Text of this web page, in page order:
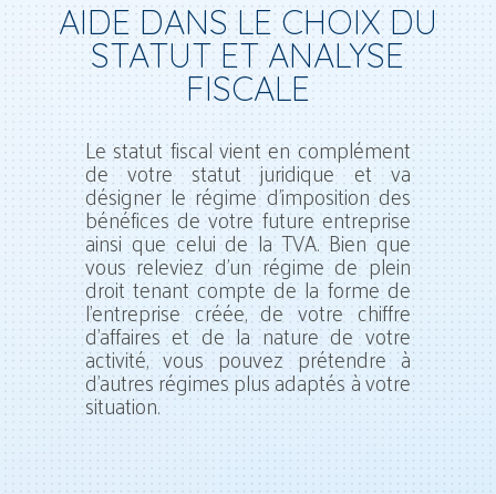
AIDE DANS LE CHOIX DU
STATUT ET ANALYSE
FISCALE
Le statut fiscal vient en complément
de votre statut juridique et va
désigner le régime d’imposition des
bénéfices de votre future entreprise
ainsi que celui de la TVA. Bien que
vous releviez d’un régime de plein
droit tenant compte de la forme de
l’entreprise créée, de votre chiffre
d’affaires et de la nature de votre
activité, vous pouvez prétendre à
d’autres régimes plus adaptés à votre
situation.